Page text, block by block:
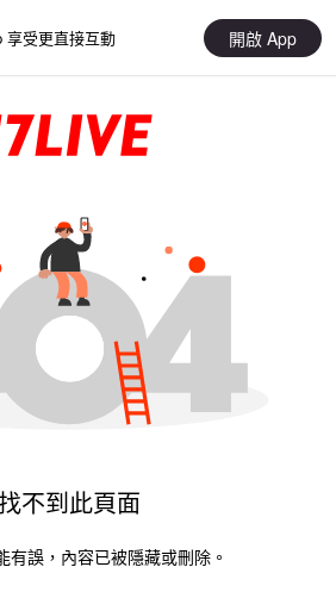
享受更直接互動 開啟 App
不到此頁面
有誤，內容已被隱藏或刪除。